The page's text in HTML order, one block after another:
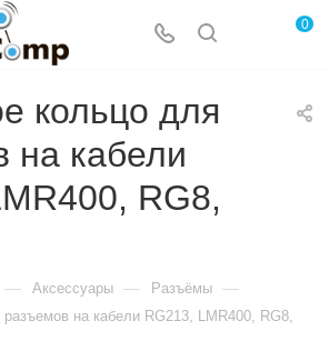
0
кольцо для
на кабели
RG8,
— Аксессуары — Разъёмы —
на кабели RG213, LMR400, RG8,